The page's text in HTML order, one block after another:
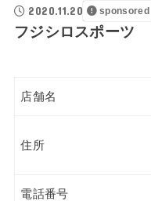
2020.11.20 sponsored
フジシロスポーツ
店舗名
住所
電話番号